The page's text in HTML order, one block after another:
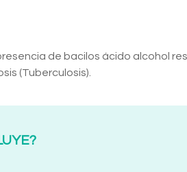
de bacilos ácido alcohol
(Tuberculosis).